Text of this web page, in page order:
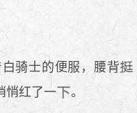
白骑士的便服，腰背
悄红了一 。